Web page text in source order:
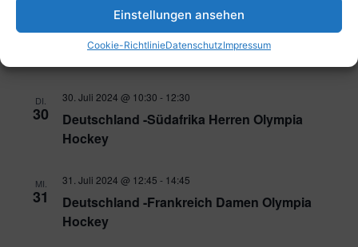
Einstellungen ansehen
Cookie-RichtlinieDatenschutzImpressum
29
Deutschland -Niederlande Damen Olympia
Hockey
29. Juli 2024 @ 19:45-21:45
DI.
30
Deutschland -Südafrika Herren Olympia
Hockey
30. Juli 2024 @ 10:30 - 12:30
MI.
31
Deutschland -Frankreich Damen Olympia
Hockey
31. Juli 2024 @ 12:45 - 14:45